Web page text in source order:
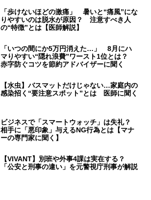
「歩けないほどの激痛」 暑いと“痛風”にな
りやすいのは脱水が原因？ 注意すべき人
の“特徴”とは【医師解説】
「いつの間にか5万円消えた…」 8月にハ
マりやすい“隠れ浪費”ワースト1位とは？
赤字防ぐコツを節約アドバイザーに聞く
【水虫】バスマットだけじゃない…家庭内の
感染招く“要注意スポット”とは 医師に聞く
ビジネスで「スマートウォッチ」は失礼？
相手に「悪印象」与えるNG行為とは【マナ
ーの専門家に聞く】
【VIVANT】別班や外事4課は実在する？
「公安と刑事の違い」を元警視庁刑事が解説